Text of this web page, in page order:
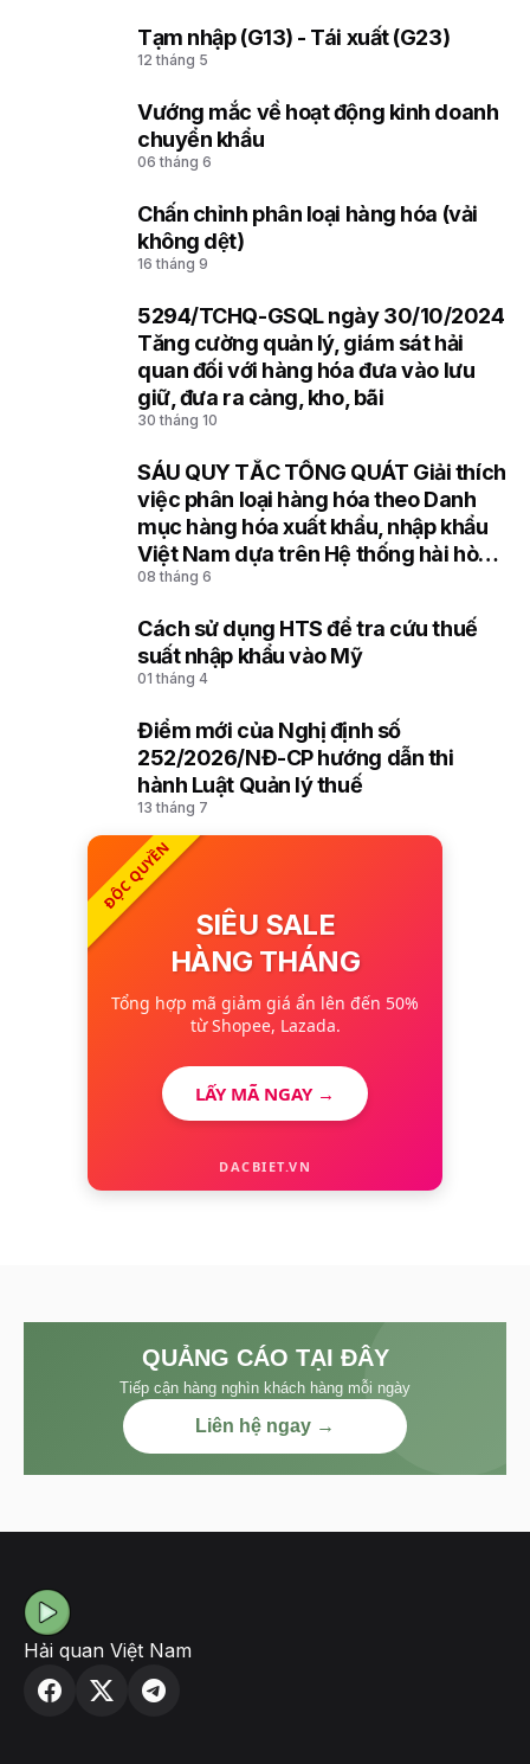
Tạm nhập (G13) - Tái xuất (G23)
12 tháng 5
Vướng mắc về hoạt động kinh doanh
chuyển khẩu
06 tháng 6
Chấn chỉnh phân loại hàng hóa (vải
không dệt)
16 tháng 9
5294/TCHQ-GSQL ngày 30/10/2024
Tăng cường quản lý, giám sát hải
quan đối với hàng hóa đưa vào lưu
giữ, đưa ra cảng, kho, bãi
30 tháng 10
SÁU QUY TẮC TỔNG QUÁT Giải thích
việc phân loại hàng hóa theo Danh
mục hàng hóa xuất khẩu, nhập khẩu
Việt Nam dựa trên Hệ thống hài hòa
mô tả và mã hóa hàng hóa (HS) của
08 tháng 6
Cách sử dụng HTS để tra cứu thuế
suất nhập khẩu vào Mỹ
01 tháng 4
Điểm mới của Nghị định số
252/2026/NĐ-CP hướng dẫn thi
hành Luật Quản lý thuế
13 tháng 7
ĐỘC QUYỀN
SIÊU SALE
HÀNG THÁNG
Tổng hợp mã giảm giá ẩn lên đến 50%
từ Shopee, Lazada.
LẤY MÃ NGAY →
DACBIET.VN
QUẢNG CÁO TẠI ĐÂY
Tiếp cận hàng nghìn khách hàng mỗi ngày
Liên hệ ngay →
Hải quan Việt Nam